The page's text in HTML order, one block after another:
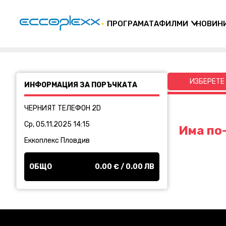
ПРОГРАМАТАФИЛМИ
ИНФОРМАЦИЯ ЗА ПОРЪЧКАТА
ЧЕРНИЯТ ТЕЛЕФОН 2D
Ср, 05.11.2025 14:15
Еккоплекс Пловдив
ОБЩО 0.00 € / 0.00 ЛВ
Има